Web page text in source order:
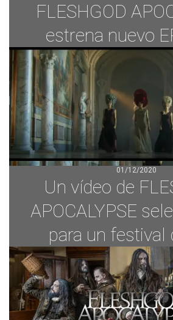
FLESHGOD
estrena nuevo
01/12/2020
Un vídeo de
APOCALYPSE
para un festival